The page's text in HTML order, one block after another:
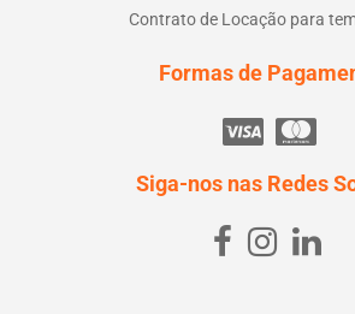
Contrato de Locação para
Formas de
Siga-nos nas Redes